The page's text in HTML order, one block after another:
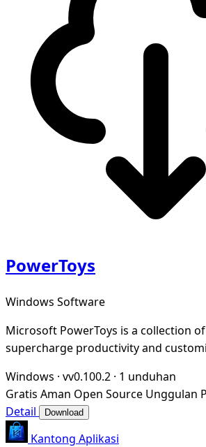
PowerToys
Windows Software
Microsoft PowerToys is a collection
supercharge productivity and
Windows · vv0.100.2 · 1 unduhan
Gratis Aman Open Source Unggulan
Detail
Download
Kantong Aplikasi